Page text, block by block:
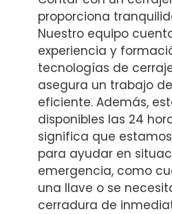
proporciona
Nuestro equipo
experiencia y
tecnologías de
asegura un trabajo
eficiente. Además,
disponibles las 24
significa que
para ayudar en
emergencia, como
una llave o se
cerradura de